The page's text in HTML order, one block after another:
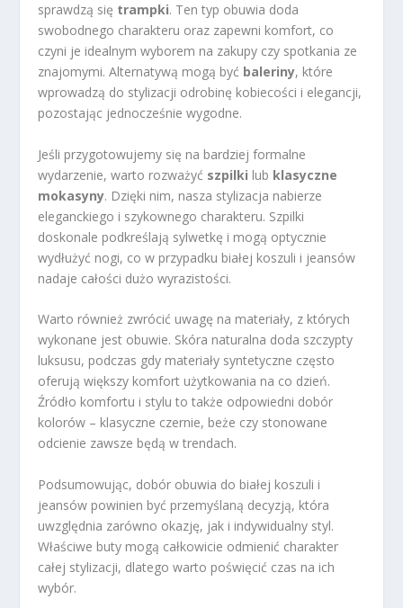
sprawdzą się trampki. Ten typ obuwia doda
swobodnego charakteru oraz zapewni komfort, co
czyni je idealnym wyborem na zakupy czy spotkania ze
znajomymi. Alternatywą mogą być baleriny, które
wprowadzą do stylizacji odrobinę kobiecości i elegancji,
pozostając jednocześnie wygodne.
Jeśli przygotowujemy się na bardziej formalne
wydarzenie, warto rozważyć szpilki lub klasyczne
mokasyny. Dzięki nim, nasza stylizacja nabierze
eleganckiego i szykownego charakteru. Szpilki
doskonale podkreślają sylwetkę i mogą optycznie
wydłużyć nogi, co w przypadku białej koszuli i jeansów
nadaje całości dużo wyrazistości.
Warto również zwrócić uwagę na materiały, z których
wykonane jest obuwie. Skóra naturalna doda szczypty
luksusu, podczas gdy materiały syntetyczne często
oferują większy komfort użytkowania na co dzień.
Źródło komfortu i stylu to także odpowiedni dobór
kolorów – klasyczne czernie, beże czy stonowane
odcienie zawsze będą w trendach.
Podsumowując, dobór obuwia do białej koszuli i
jeansów powinien być przemyślaną decyzją, która
uwzględnia zarówno okazję, jak i indywidualny styl.
Właściwe buty mogą całkowicie odmienić charakter
całej stylizacji, dlatego warto poświęcić czas na ich
wybór.